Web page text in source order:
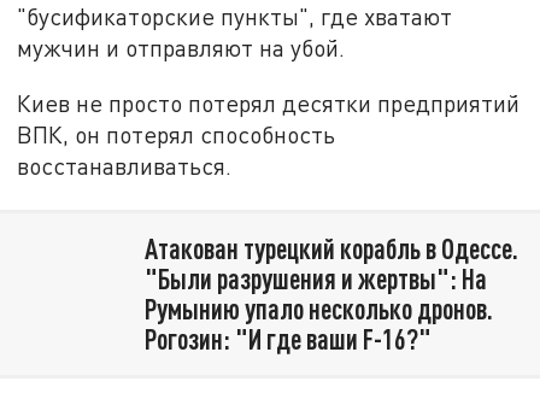
"бусификаторские пункты", где хватают
мужчин и отправляют на убой.
Киев не просто потерял десятки предприятий
ВПК, он потерял способность
восстанавливаться.
Атакован турецкий корабль в Одессе.
"Были разрушения и жертвы": На
Румынию упало несколько дронов.
Рогозин: "И где ваши F-16?"